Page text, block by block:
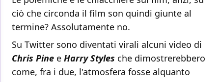
ciò che circonda il film son quindi giunte al
termine? Assolutamente no.
Su Twitter sono diventati virali alcuni video di
Chris Pine e Harry Styles che dimostrerebbero
come, fra i due, l'atmosfera fosse alquanto